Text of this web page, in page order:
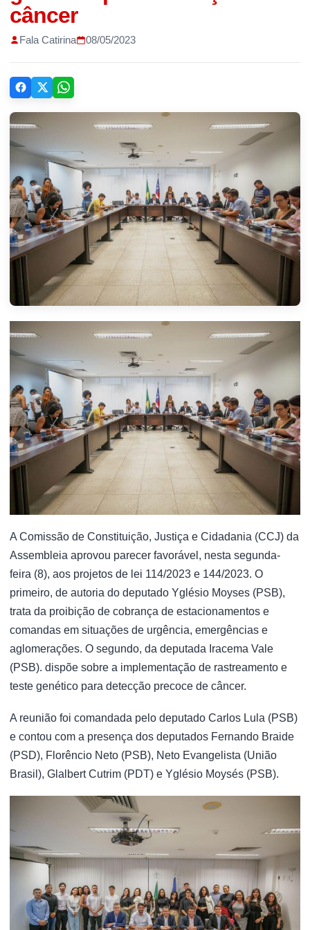
câncer
Fala Catirina 08/05/2023
A Comissão de Constituição, Justiça e Cidadania (CCJ) da
Assembleia aprovou parecer favorável, nesta segunda-
feira (8), aos projetos de lei 114/2023 e 144/2023. O
primeiro, de autoria do deputado Yglésio Moyses (PSB),
trata da proibição de cobrança de estacionamentos e
comandas em situações de urgência, emergências e
aglomerações. O segundo, da deputada Iracema Vale
(PSB). dispõe sobre a implementação de rastreamento e
teste genético para detecção precoce de câncer.
A reunião foi comandada pelo deputado Carlos Lula (PSB)
e contou com a presença dos deputados Fernando Braide
(PSD), Florêncio Neto (PSB), Neto Evangelista (União
Brasil), Glalbert Cutrim (PDT) e Yglésio Moysés (PSB).